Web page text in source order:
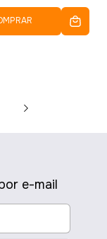
e-mail